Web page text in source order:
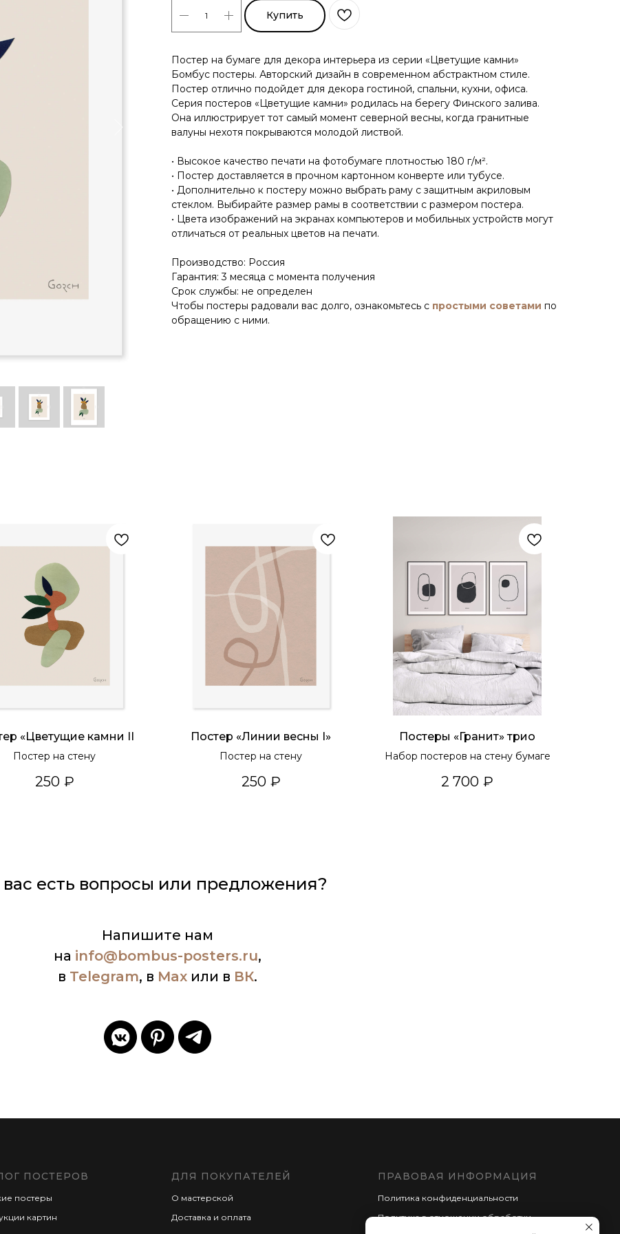
Купить
Постер на бумаге для декора интерьера из серии «Цветущие камни»
Бомбус постеры. Авторский дизайн в современном абстрактном стиле.
Постер отлично подойдет для декора гостиной, спальни, кухни, офиса.
Серия постеров «Цветущие камни» родилась на берегу Финского залива.
Она иллюстрирует тот самый момент северной весны, когда гранитные
валуны нехотя покрываются молодой листвой.
• Высокое качество печати на фотобумаге плотностью 180 г/м².
• Постер доставляется в прочном картонном конверте или тубусе.
• Дополнительно к постеру можно выбрать раму с защитным акриловым
стеклом. Выбирайте размер рамы в соответствии с размером постера.
• Цвета изображений на экранах компьютеров и мобильных устройств могут
отличаться от реальных цветов на печати.
Производство: Россия
Гарантия: 3 месяца с момента получения
Срок службы: не определен
Чтобы постеры радовали вас долго, ознакомьтесь с простыми советами по
обращению с ними.
«Цветущие камни II
Постер на стену
250 ₽
Постер «Линии весны I»
Постер на стену
250 ₽
Постеры «Гранит» трио
Набор постеров на стену бумаге
2 700 ₽
есть вопросы или предложения?
Напишите нам
на info@bombus-posters.ru,
в Telegram, в Max или в ВК.
ПОСТЕРОВ
постеры
картин
ДЛЯ ПОКУПАТЕЛЕЙ
О мастерской
Доставка и оплата
ПРАВОВАЯ ИНФОРМАЦИЯ
Политика конфиденциальности
Политика в отношении обработки